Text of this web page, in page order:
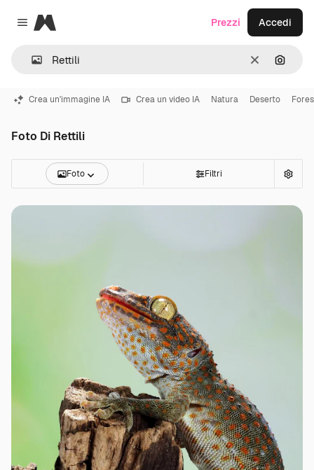
Close menu
Magnific
CancellaCerca
Prezzi Accedi
Crea un'immagine IA Crea un video IA Natura Deserto
Foto Di Rettili
Foto Filtri